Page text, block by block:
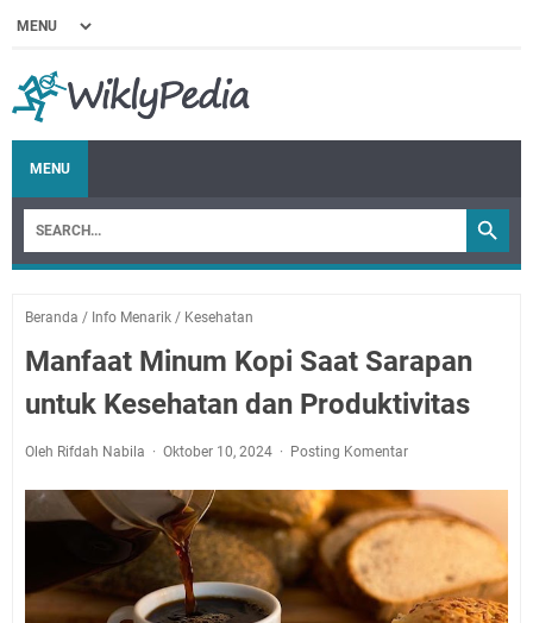
MENU
Beranda / Info Menarik / Kesehatan
Manfaat Minum Kopi Saat Sarapan
untuk Kesehatan dan Produktivitas
Oleh Rifdah Nabila Oktober 10, 2024 Posting Komentar